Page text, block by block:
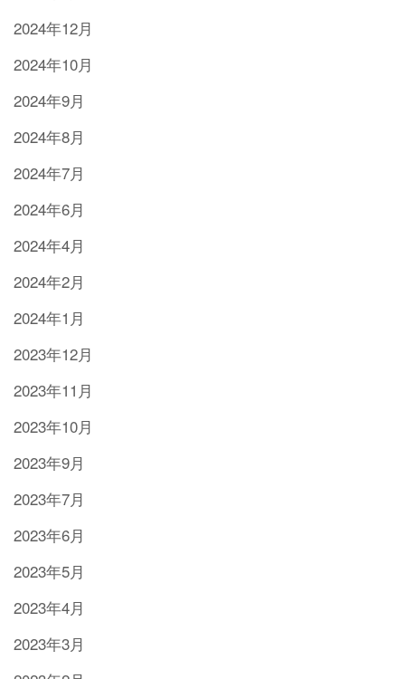
2024年12月
2024年10月
2024年9月
2024年8月
2024年7月
2024年6月
2024年4月
2024年2月
2024年1月
2023年12月
2023年11月
2023年10月
2023年9月
2023年7月
2023年6月
2023年5月
2023年4月
2023年3月